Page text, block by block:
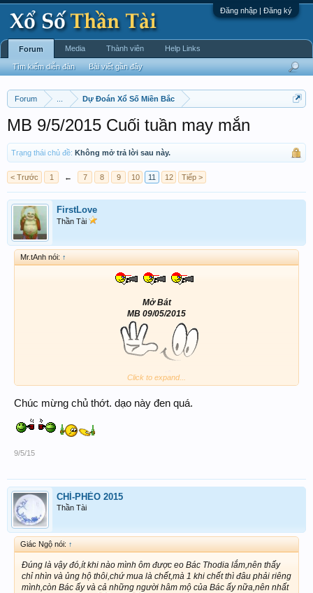
Đăng nhập | Đăng ký
Forum Dự Đoán Xổ Số Miền Bắc
MB 9/5/2015 Cuối tuần may mắn
Trạng thái chủ đề: Không mở trả lời sau này.
< Trước 1 ← 7 8 9 10 11 12 Tiếp >
FirstLove
Thần Tài
Mr.tAnh nói: ↑
Mở Bát
MB 09/05/2015
song lô
11 - 99
Click to expand...
Chúc mừng chủ thớt. dạo này đen quá.
9/5/15
CHÍ-PHÈO 2015
Thần Tài
Giác Ngộ nói: ↑
Đúng là vậy đó,ít khi nào mình ôm được eo Bác Thodia lắm,nên thấy
chỉ nhìn và ủng hộ thôi,chứ mua là chết,mà 1 khi chết thì đâu phải riêng
mình,còn Bác ấy và cả những người hâm mộ của Bác ấy nữa,nên nhất
Forum
Tìm kiếm diễn đàn Bài viết gần đây
Media Thành viên Help Links